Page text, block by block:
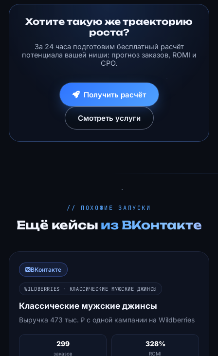
Хотите такую же траекторию
роста?
За 24 часа подготовим бесплатный расчёт
потенциала вашей ниши: прогноз заказов, ROMI и
CPO.
Получить расчёт
Смотреть услуги
// ПОХОЖИЕ ЗАПУСКИ
Ещё кейсы из ВКонтакте
ВКонтакте
WILDBERRIES · КЛАССИЧЕСКИЕ МУЖСКИЕ ДЖИНСЫ
Классические мужские джинсы
Выручка 473 тыс. ₽ с одной кампании на Wildberries
299
заказов
328%
ROMI